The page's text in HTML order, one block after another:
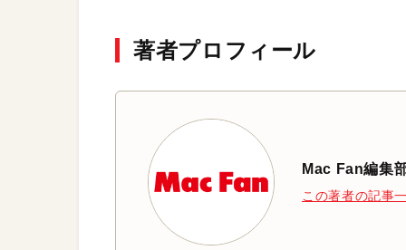
著者プロフィール
Mac Fan編集
この著者の記事